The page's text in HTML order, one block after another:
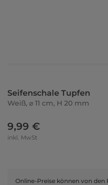
Seifenschale Tupfen
Weiß, ⌀ 11 cm, H 20 mm
9,99 €
inkl. MwSt